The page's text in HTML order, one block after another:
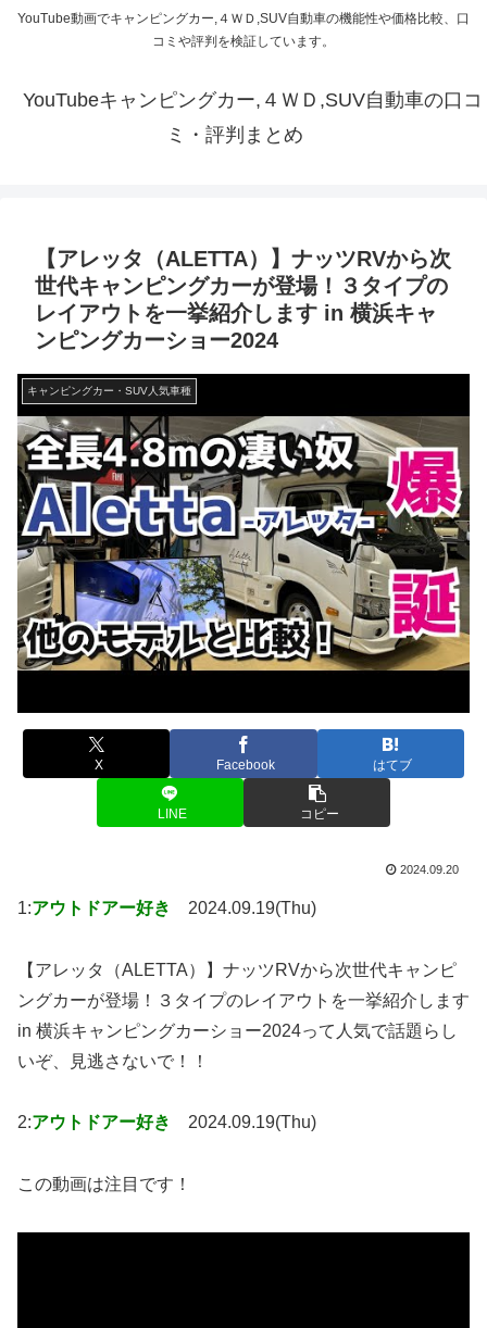
YouTube動画でキャンピングカー,４ＷＤ,SUV自動車の機能性や価格比較、口
コミや評判を検証しています。
YouTubeキャンピングカー,４ＷＤ,SUV自動車の口コ
ミ・評判まとめ
【アレッタ（ALETTA）】ナッツRVから次
世代キャンピングカーが登場！３タイプの
レイアウトを一挙紹介します in 横浜キャ
ンピングカーショー2024
キャンピングカー・SUV人気車種
X Facebook はてブ
LINE コピー
2024.09.20
1:アウトドアー好き 2024.09.19(Thu)
【アレッタ（ALETTA）】ナッツRVから次世代キャンピ
ングカーが登場！３タイプのレイアウトを一挙紹介します
in 横浜キャンピングカーショー2024って人気で話題らし
いぞ、見逃さないで！！
2:アウトドアー好き 2024.09.19(Thu)
この動画は注目です！